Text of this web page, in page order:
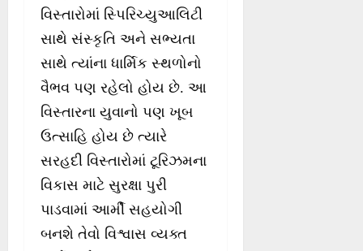
વિસ્તારોમાં સ્પિરિચ્યુઆલિટી
સાથે સંસ્કૃતિ અને સભ્યતા
સાથે ત્યાંના ધાર્મિક સ્થળોનો
વૈભવ પણ રહેલો હોય છે. આ
વિસ્તારના યુવાનો પણ ખૂબ
ઉત્સાહિ હોય છે ત્યારે
સરહદી વિસ્તારોમાં ટૂરિઝમના
વિકાસ માટે સુરક્ષા પુરી
પાડવામાં આર્મી સહયોગી
બનશે તેવો વિશ્વાસ વ્યક્ત